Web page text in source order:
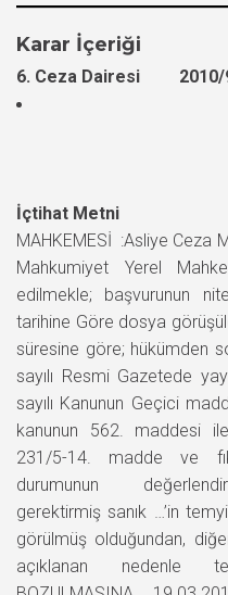
Karar İçeriği
6. Ceza Dairesi 2010/
İçtihat Metni
MAHKEMESİ :Asliye Ceza
Mahkumiyet Yerel
edilmekle; başvurunun
tarihine Göre dosya
süresine göre; hükümden
sayılı Resmi Gazetede
sayılı Kanunun Geçici
kanunun 562. maddesi
231/5-14. madde ve
durumunun
gerektirmiş sanık …’in
görülmüş olduğundan,
açıklanan nedenle